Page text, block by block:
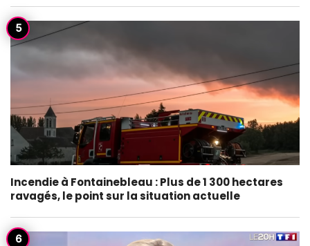
Incendie à Fontainebleau : Plus de 1 300 hectares
ravagés, le point sur la situation actuelle